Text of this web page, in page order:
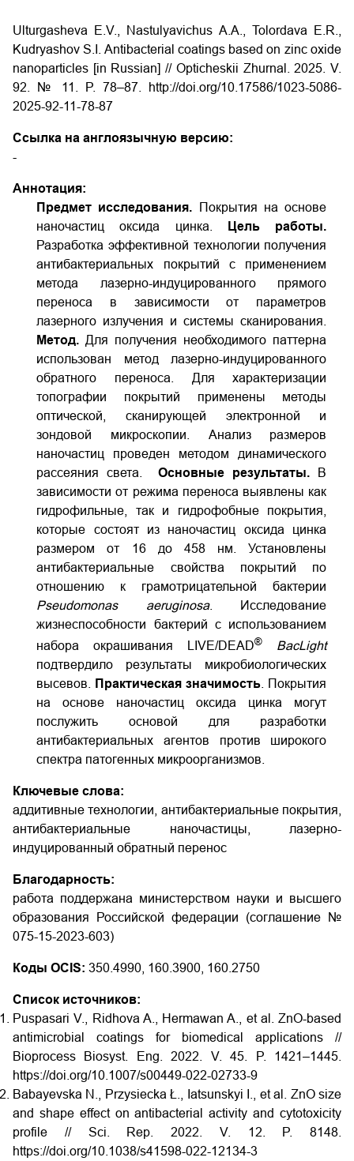
Ulturgasheva E.V., Nastulyavichus A.A., Tolordava E.R.,
Kudryashov S.I. Antibacterial coatings based on zinc oxide
nanoparticles [in Russian] // Opticheskii Zhurnal. 2025. V.
92. № 11. P. 78–87.
http://doi.org/10.17586/1023-5086-
2025-92-11-78-87
Ссылка на англоязычную версию:
-
Аннотация:
Предмет исследования. Покрытия на основе
наночастиц оксида цинка.
Цель работы.
Разработка эффективной технологии получения
антибактериальных покрытий с применением
метода лазерно-индуцированного прямого
переноса в зависимости от параметров
лазерного излучения и системы сканирования.
Метод. Для получения необходимого паттерна
использован метод лазерно-индуцированного
обратного переноса. Для характеризации
топографии покрытий применены методы
оптической, сканирующей электронной и
зондовой микроскопии. Анализ размеров
наночастиц проведен методом динамического
рассеяния света.Основные результаты. В
зависимости от режима переноса выявлены как
гидрофильные, так и гидрофобные покрытия,
которые состоят из наночастиц оксида цинка
размером от 16 до 458 нм. Установлены
антибактериальные свойства покрытий по
отношению к грамотрицательной бактерии
Pseudomonas aeruginosa. Исследование
жизнеспособности бактерий с использованием
набора окрашивания LIVE/DEAD®
BacLight
подтвердило результаты микробиологических
высевов.
Практическая значимость . Покрытия
на основе наночастиц оксида цинка могут
послужить основой для разработки
антибактериальных агентов против широкого
спектра патогенных микроорганизмов.
Ключевые слова:
аддитивные технологии, антибактериальные покрытия,
антибактериальные наночастицы, лазерно-
индуцированный обратный перенос
Благодарность:
работа поддержана министерством науки и высшего
образования Российской федерации (соглашение №
075-15-2023-603)
Коды OCIS: 350.4990, 160.3900, 160.2750
Список источников:
Puspasari V., Ridhova A., Hermawan A., et al. ZnO-based
antimicrobial coatings for biomedical applications //
Bioprocess Biosyst. Eng. 2022. V. 45. P. 1421–1445.
https://doi.org/10.1007/s00449-022-02733-9
Babayevska N., Przysiecka Ł., Iatsunskyi I., et al. ZnO size
and shape effect on antibacterial activity and cytotoxicity
profile // Sci. Rep . 2022. V. 12. P. 8148.
https://doi.org/10.1038/s41598-022-12134-3